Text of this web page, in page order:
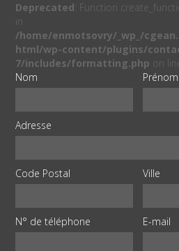
Deprecated: Function
in
/home/enmotsovry/_wp_/
html/wp-content/plugins/
7/includes/formatting.php on
Nom
Prénom
Adresse
Code Postal Ville
N° de téléphone E-mail